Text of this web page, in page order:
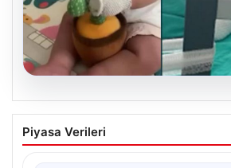
Mersin’de Domates
Patlaması: Bebek
Piyasa Verileri